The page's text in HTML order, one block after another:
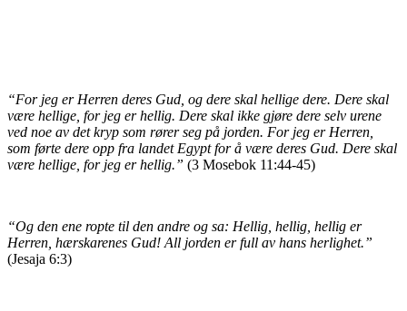
“For jeg er Herren deres Gud, og dere skal hellige dere. Dere skal
være hellige, for jeg er hellig. Dere skal ikke gjøre dere selv urene
ved noe av det kryp som rører seg på jorden. For jeg er Herren,
som førte dere opp fra landet Egypt for å være deres Gud. Dere skal
være hellige, for jeg er hellig.” (3 Mosebok 11:44-45)
“Og den ene ropte til den andre og sa: Hellig, hellig, hellig er
Herren, hærskarenes Gud! All jorden er full av hans herlighet.”
(Jesaja 6:3)